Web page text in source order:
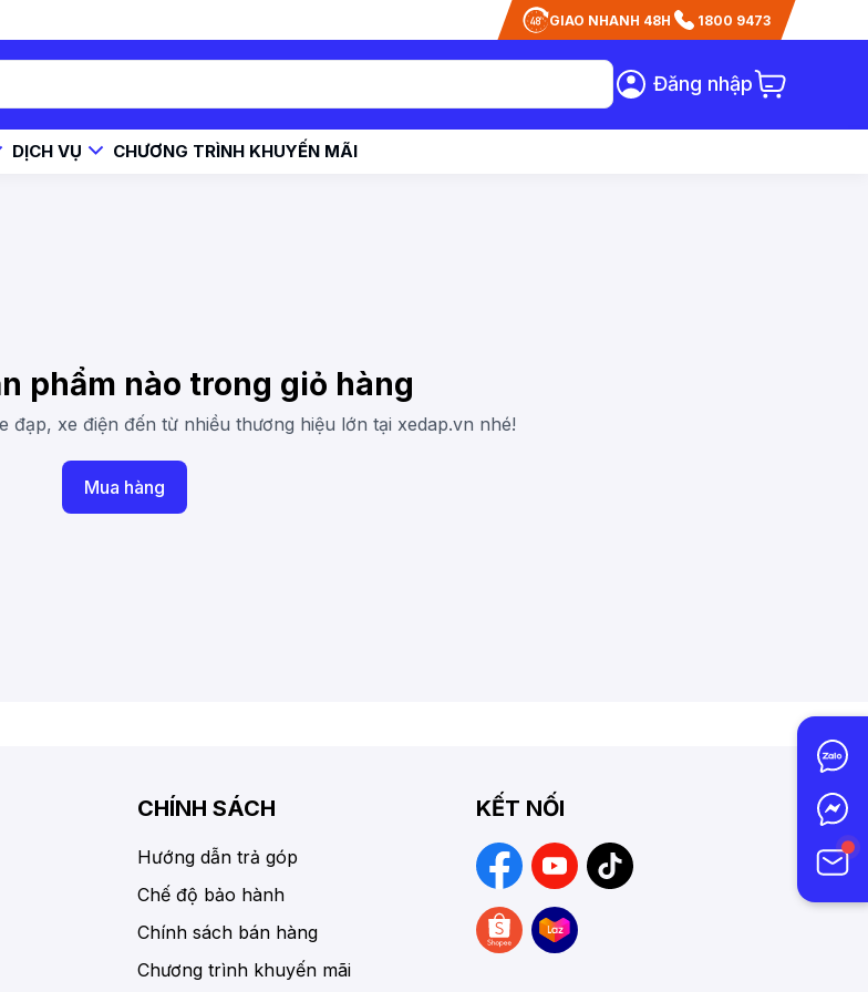
GIAO NHANH 48H 1800 9473
Đăng nhập
DỊCH VỤ CHƯƠNG TRÌNH KHUYẾN MÃI
phẩm nào trong giỏ hàng
đạp, xe điện đến từ nhiều thương hiệu lớn tại xedap.vn nhé!
Mua hàng
CHÍNH SÁCH
Hướng dẫn trả góp
Chế độ bảo hành
Chính sách bán hàng
Chương trình khuyến mãi
KẾT NỐI